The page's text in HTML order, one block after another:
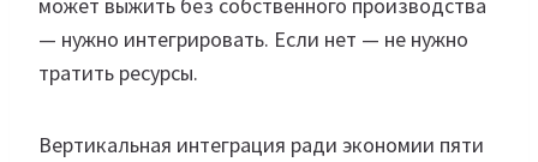
— нужно интегрировать. Если нет — не нужно
тратить ресурсы.
Вертикальная интеграция ради экономии пяти